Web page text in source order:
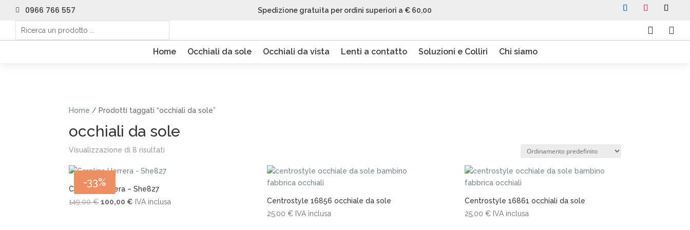
 0966 766 557 Spedizione gratuita per ordini superiori a € 60,00
 
Home Occhiali da sole Occhiali da vista Lenti a contatto Soluzioni e Colliri Chi siamo
Home / Prodotti taggati “occhiali da sole”
occhiali da sole
Visualizzazione di 8 risultati
-33%
Carolina Herrera – She827
149,00€ Il
100,00 € IlIVA inclusa
Centrostyle 16856 occhiale da sole
25,00 € IVA inclusa
Centrostyle 16861 occhiali da sole
25,00 € IVA inclusa